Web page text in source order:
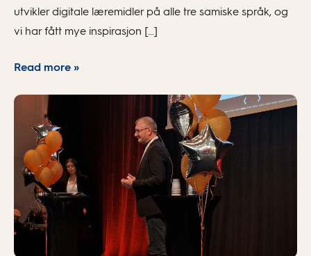
utvikler digitale læremidler på alle tre samiske språk, og
vi har fått mye inspirasjon […]
Read more »